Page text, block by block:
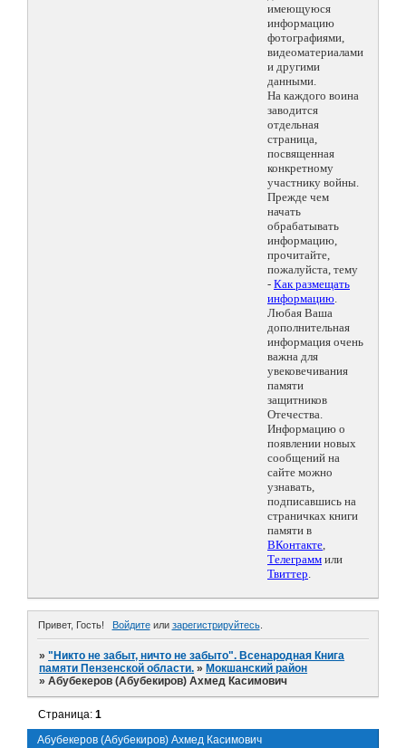
имеющуюся
информацию
фотографиями,
видеоматериалами
и другими
данными.
На каждого воина
заводится
отдельная
страница,
посвященная
конкретному
участнику войны.
Прежде чем
начать
обрабатывать
информацию,
прочитайте,
пожалуйста, тему
- Как размещать
информацию.
Любая Ваша
дополнительная
информация очень
важна для
увековечивания
памяти
защитников
Отечества.
Информацию о
появлении новых
сообщений на
сайте можно
узнавать,
подписавшись на
страничках книги
памяти в
ВКонтакте,
Телеграмм или
Твиттер.
Привет, Гость! Войдитеили зарегистрируйтесь.
»"Никто не забыт, ничто не забыто". Всенародная Книга
памяти Пензенской области. » Мокшанский район
»Абубекеров (Абубекиров) Ахмед Касимович
Абубекеров (Абубекиров) Ахмед Касимович
Страница:1